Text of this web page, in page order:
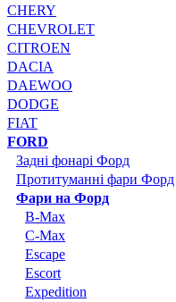
CHERY
CHEVROLET
CITROEN
DACIA
DAEWOO
DODGE
FIAT
FORD
Задні фонарі Форд
Протитуманні фари Форд
Фари на Форд
B-Max
C-Max
Escape
Escort
Expedition